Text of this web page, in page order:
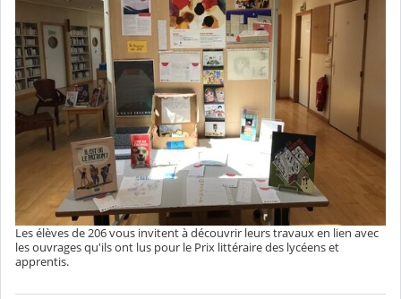
Les élèves de 206 vous invitent à découvrir leurs travaux en lien avec
les ouvrages qu'ils ont lus pour le Prix littéraire des lycéens et
apprentis.